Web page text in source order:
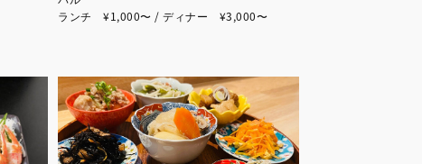
ランチ ¥1,000〜 / ディナー ¥3,000〜